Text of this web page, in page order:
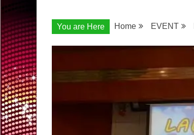
You are Here Home EVENT